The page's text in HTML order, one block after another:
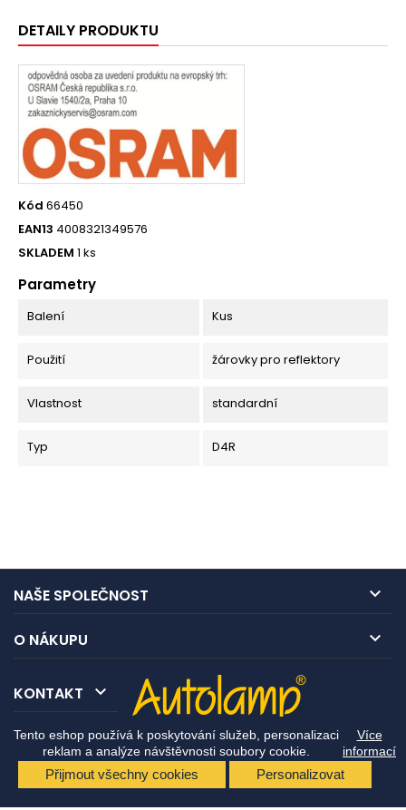
Tento eshop používá k poskytování služeb, personalizaci
reklam a analýze návštěvnosti soubory cookie.
Více
informací
Přijmout všechny cookies Personalizovat
DETAILY PRODUKTU
Kód 66450
EAN13 4008321349576
SKLADEM 1 ks
Parametry
Balení Kus
Použití žárovky pro reflektory
Vlastnost standardní
Typ D4R
NAŠE SPOLEČNOST 
O NÁKUPU 
KONTAKT 